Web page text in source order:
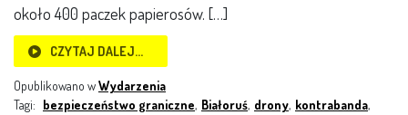
około 400 paczek papierosów. […]
CZYTAJ DALEJ…
Opublikowano wWydarzenia
Tagi: bezpieczeństwo graniczne, Białoruś, drony, kontrabanda,